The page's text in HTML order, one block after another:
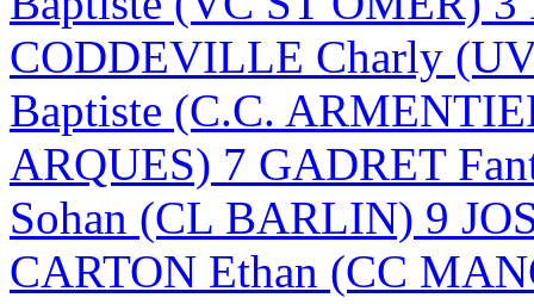
CODDEVILLE Charly
Baptiste (C.C.
ARQUES) 7 GADRET
Sohan (CL BARLIN) 9
CARTON Ethan (CC